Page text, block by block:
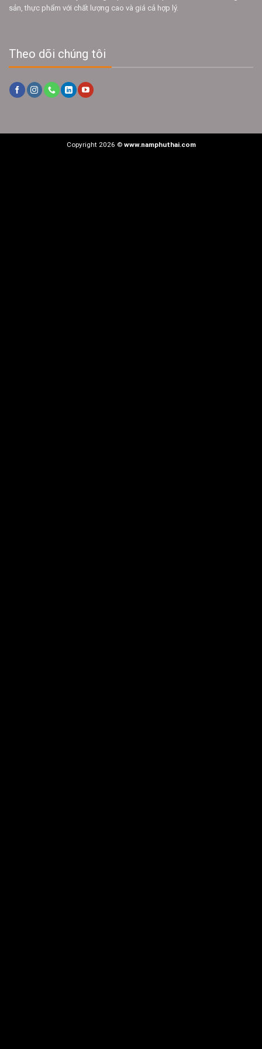
sản, thực phẩm với chất lượng cao và giá cả hợp lý.
Theo dõi chúng tôi
Copyright 2026 © www.namphuthai.com